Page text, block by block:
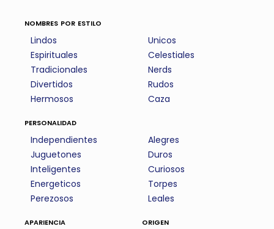
nombres por estilo
Lindos
Espirituales
Tradicionales
Divertidos
Hermosos
Unicos
Celestiales
Nerds
Rudos
Caza
personalidad
Independientes
Juguetones
Inteligentes
Energeticos
Perezosos
Alegres
Duros
Curiosos
Torpes
Leales
apariencia origen